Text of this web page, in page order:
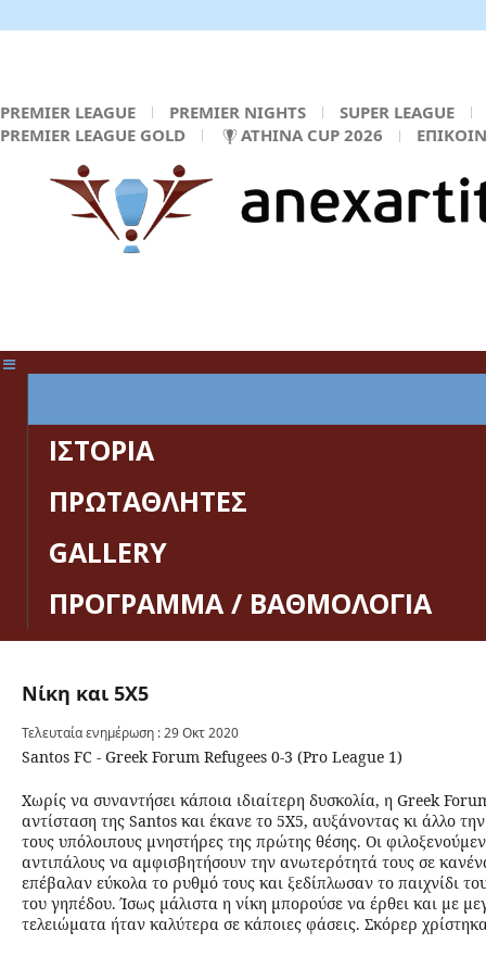
PREMIER LEAGUE PREMIER NIGHTS
SUPER LEAGUE
PREMIER LEAGUE GOLD
ATHINA CUP 2026
ΙΣΤΟΡΙΑ
ΠΡΩΤΑΘΛΗΤΕΣ
GALLERY
ΠΡΟΓΡΑΜΜΑ / ΒΑΘΜΟΛΟΓΙΑ
Νίκη και 5Χ5
Τελευταία ενημέρωση : 29 Οκτ 2020
Santos FC - Greek Forum Refugees 0-3 (Pro League 1)
Χωρίς να συναντήσει κάποια ιδιαίτερη δυσκολία, η Greek
αντίσταση της Santos και έκανε το 5Χ5, αυξάνοντας κι άλλο
τους υπόλοιπους μνηστήρες της πρώτης θέσης. Οι
αντιπάλους να αμφισβητήσουν την ανωτερότητά τους σε
επέβαλαν εύκολα το ρυθμό τους και ξεδίπλωσαν το παιχνίδι
του γηπέδου. Ίσως μάλιστα η νίκη μπορούσε να έρθει και με
τελειώματα ήταν καλύτερα σε κάποιες φάσεις. Σκόρερ